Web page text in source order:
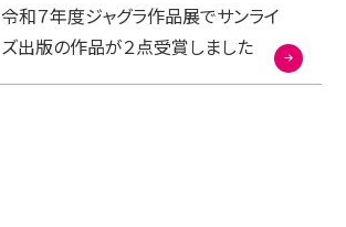
令和７年度ジャグラ作品展でサンライ
ズ出版の作品が２点受賞しました